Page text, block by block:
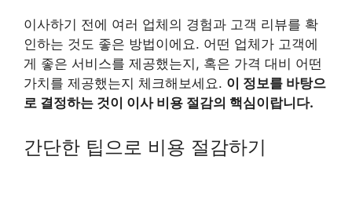
이사하기 전에 여러 업체의 경험과 고객 리뷰를 확
인하는 것도 좋은 방법이에요. 어떤 업체가 고객에
게 좋은 서비스를 제공했는지, 혹은 가격 대비 어떤
가치를 제공했는지 체크해보세요. 이 정보를 바탕으
로 결정하는 것이 이사 비용 절감의 핵심이랍니다.
간단한 팁으로 비용 절감하기